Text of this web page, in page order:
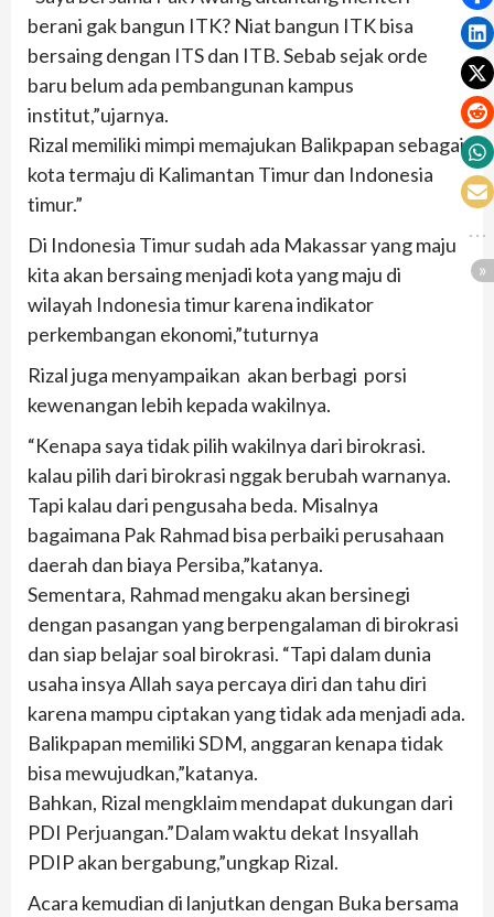
berani gak bangun ITK? Niat bangun ITK bisa
bersaing dengan ITS dan ITB. Sebab sejak orde
baru belum ada pembangunan kampus
institut,”ujarnya.
Rizal memiliki mimpi memajukan Balikpapan sebagai
kota termaju di Kalimantan Timur dan Indonesia
timur.”
Di Indonesia Timur sudah ada Makassar yang maju
kita akan bersaing menjadi kota yang maju di
wilayah Indonesia timur karena indikator
perkembangan ekonomi,”tuturnya
Rizal juga menyampaikan akan berbagi porsi
kewenangan lebih kepada wakilnya.
“Kenapa saya tidak pilih wakilnya dari birokrasi.
kalau pilih dari birokrasi nggak berubah warnanya.
Tapi kalau dari pengusaha beda. Misalnya
bagaimana Pak Rahmad bisa perbaiki perusahaan
daerah dan biaya Persiba,”katanya.
Sementara, Rahmad mengaku akan bersinegi
dengan pasangan yang berpengalaman di birokrasi
dan siap belajar soal birokrasi. “Tapi dalam dunia
usaha insya Allah saya percaya diri dan tahu diri
karena mampu ciptakan yang tidak ada menjadi ada.
Balikpapan memiliki SDM, anggaran kenapa tidak
bisa mewujudkan,”katanya.
Bahkan, Rizal mengklaim mendapat dukungan dari
PDI Perjuangan.”Dalam waktu dekat Insyallah
PDIP akan bergabung,”ungkap Rizal.
Acara kemudian di lanjutkan dengan Buka bersama